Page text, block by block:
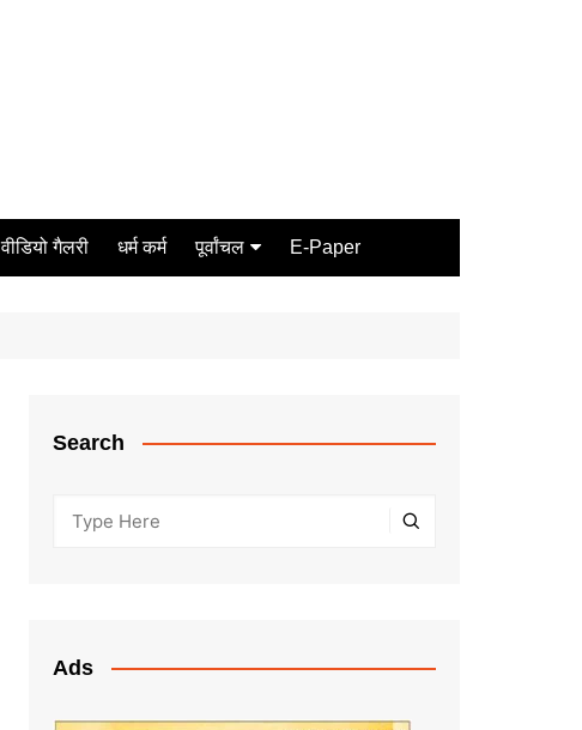
वीडियो गैलरी धर्म कर्म पूर्वांचल E-Paper
Search
Ads